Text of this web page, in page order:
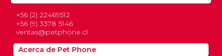
+56 (2) 22469512
+56 (9) 3378 5146
ventas@petphone.cl
Acerca de Pet Phone